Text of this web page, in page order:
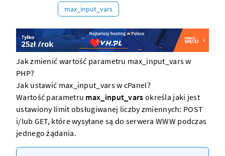
max_input_vars
Jak zmienić wartość parametru max_input_vars w
PHP?
Jak ustawić max_input_vars w cPanel?
Wartość parametru max_input_vars określa jaki jest
ustawiony limit obsługiwanej liczby zmiennych: POST
i/lub GET, które wysyłane są do serwera WWW podczas
jednego żądania.